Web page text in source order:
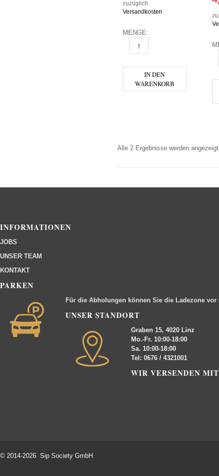
zuzüglich
Versandkosten
MENGE:
GESCHENKTASCHE 2ER
IN DEN
WARENKORB
Alle 2 Ergebnisse werden angezeigt
INFORMATIONEN
JOBS
UNSER TEAM
KONTAKT
PARKEN
Für die Abholungen können Sie die Ladezone
UNSER STANDORT
Graben 15, 4020 Linz
Mo.-Fr. 10:00-18:00
Sa. 10:00-18:00
Tel: 0676 / 4321001
WIR VERSENDEN
© 2014-2026 Sip Society GmbH